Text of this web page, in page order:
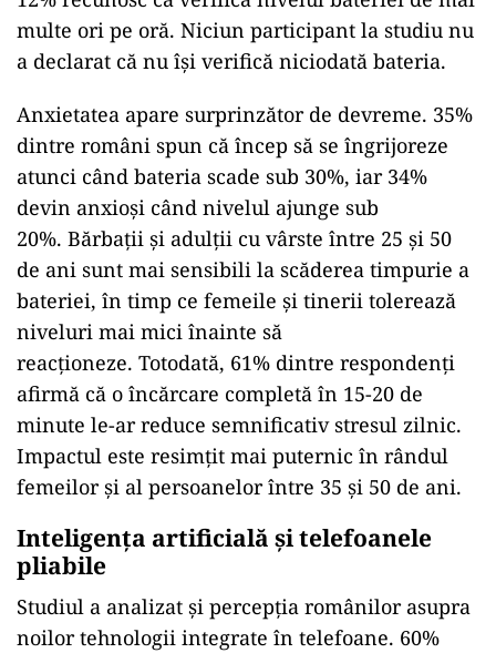
multe ori pe oră. Niciun participant la studiu nu
a declarat că nu își verifică niciodată bateria.
Anxietatea apare surprinzător de devreme. 35%
dintre români spun că încep să se îngrijoreze
atunci când bateria scade sub 30%, iar 34%
devin anxioși când nivelul ajunge sub
20%. Bărbații și adulții cu vârste între 25 și 50
de ani sunt mai sensibili la scăderea timpurie a
bateriei, în timp ce femeile și tinerii tolerează
niveluri mai mici înainte să
reacționeze. Totodată, 61% dintre respondenți
afirmă că o încărcare completă în 15-20 de
minute le-ar reduce semnificativ stresul zilnic.
Impactul este resimțit mai puternic în rândul
femeilor și al persoanelor între 35 și 50 de ani.
Inteligența artificială și telefoanele
pliabile
Studiul a analizat și percepția românilor asupra
noilor tehnologii integrate în telefoane. 60%